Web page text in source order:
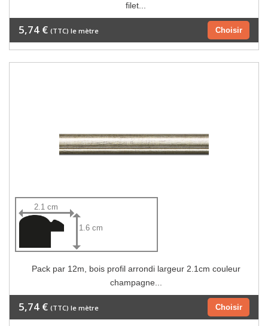
filet...
Choisir
5,74 € (TTC) le mètre
2.1 cm
1.6 cm
Pack par 12m, bois profil arrondi largeur 2.1cm couleur
champagne...
Choisir
5,74 € (TTC) le mètre